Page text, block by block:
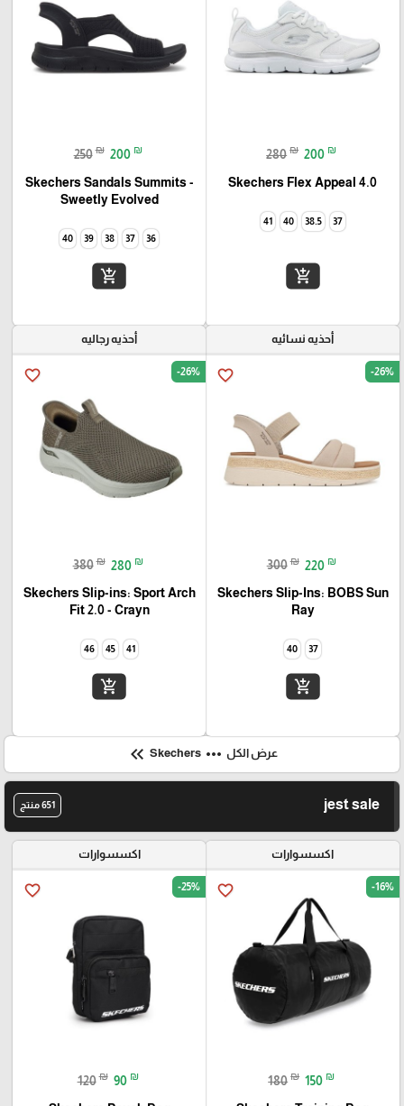
280 ₪ 200 ₪
Skechers Flex Appeal 4.0‏
37
38.5
40
41
add_shopping_cart
250 ₪ 200 ₪
Skechers Sandals Summits -
Sweetly Evolved‏
36
37
38
39
40
add_shopping_cart
أحذيه نسائيه
favorite_border -26%
300 ₪ 220 ₪
Skechers Slip-Ins: BOBS Sun
Ray
37
40
add_shopping_cart
أحذيه رجاليه
favorite_border -26%
380 ₪ 280 ₪
Skechers Slip-ins: Sport Arch
Fit 2.0 - Crayn
41
45
46
add_shopping_cart
عرض الكل more_horiz
keyboard_double_arrow_left
jest sale 651 منتج
اكسسوارات
favorite_border -16%
180 ₪ 150 ₪
اكسسوارات
favorite_border -25%
120 ₪ 90 ₪